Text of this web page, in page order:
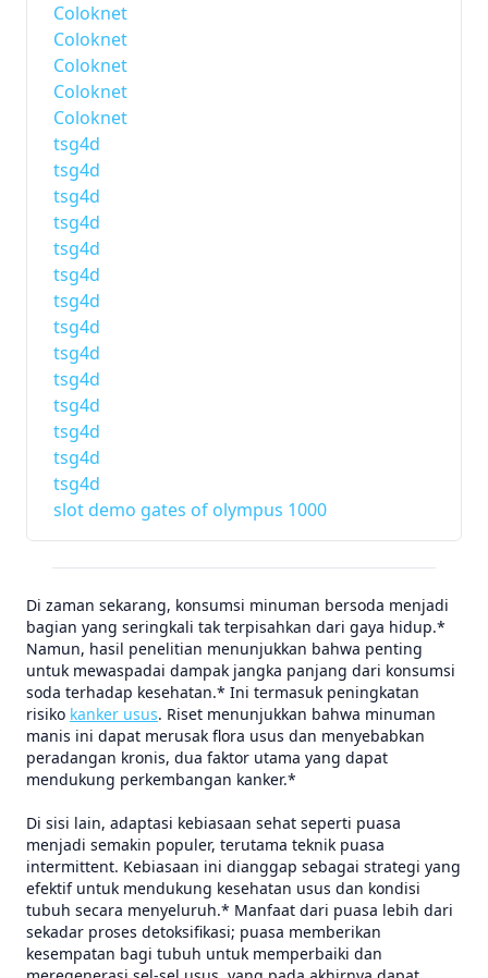
Coloknet
Coloknet
Coloknet
Coloknet
Coloknet
tsg4d
tsg4d
tsg4d
tsg4d
tsg4d
tsg4d
tsg4d
tsg4d
tsg4d
tsg4d
tsg4d
tsg4d
tsg4d
tsg4d
slot demo gates of olympus 1000
Di zaman sekarang, konsumsi minuman bersoda menjadi
bagian yang seringkali tak terpisahkan dari gaya hidup.*
Namun, hasil penelitian menunjukkan bahwa penting
untuk mewaspadai dampak jangka panjang dari konsumsi
soda terhadap kesehatan.* Ini termasuk peningkatan
risiko kanker usus. Riset menunjukkan bahwa minuman
manis ini dapat merusak flora usus dan menyebabkan
peradangan kronis, dua faktor utama yang dapat
mendukung perkembangan kanker.*
Di sisi lain, adaptasi kebiasaan sehat seperti puasa
menjadi semakin populer, terutama teknik puasa
intermittent. Kebiasaan ini dianggap sebagai strategi yang
efektif untuk mendukung kesehatan usus dan kondisi
tubuh secara menyeluruh.* Manfaat dari puasa lebih dari
sekadar proses detoksifikasi; puasa memberikan
kesempatan bagi tubuh untuk memperbaiki dan